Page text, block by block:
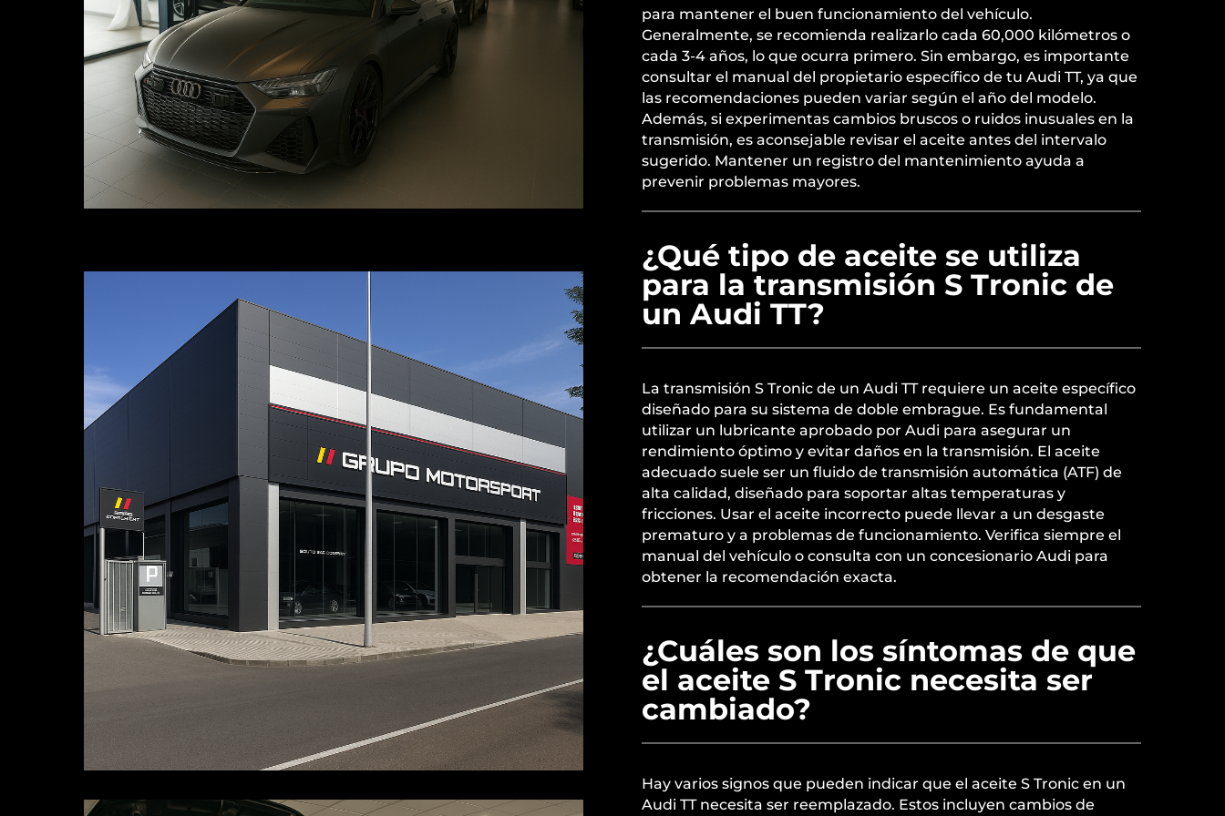
para mantener el buen funcionamiento del vehículo.
Generalmente, se recomienda realizarlo cada 60,000 kilómetros o
cada 3-4 años, lo que ocurra primero. Sin embargo, es importante
consultar el manual del propietario específico de tu Audi TT, ya que
las recomendaciones pueden variar según el año del modelo.
Además, si experimentas cambios bruscos o ruidos inusuales en la
transmisión, es aconsejable revisar el aceite antes del intervalo
sugerido. Mantener un registro del mantenimiento ayuda a
prevenir problemas mayores.
¿Qué tipo de aceite se utiliza
para la transmisión S Tronic de
un Audi TT?
La transmisión S Tronic de un Audi TT requiere un aceite específico
diseñado para su sistema de doble embrague. Es fundamental
utilizar un lubricante aprobado por Audi para asegurar un
rendimiento óptimo y evitar daños en la transmisión. El aceite
adecuado suele ser un fluido de transmisión automática (ATF) de
alta calidad, diseñado para soportar altas temperaturas y
fricciones. Usar el aceite incorrecto puede llevar a un desgaste
prematuro y a problemas de funcionamiento. Verifica siempre el
manual del vehículo o consulta con un concesionario Audi para
obtener la recomendación exacta.
¿Cuáles son los síntomas de que
el aceite S Tronic necesita ser
cambiado?
Hay varios signos que pueden indicar que el aceite S Tronic en un
Audi TT necesita ser reemplazado. Estos incluyen cambios de